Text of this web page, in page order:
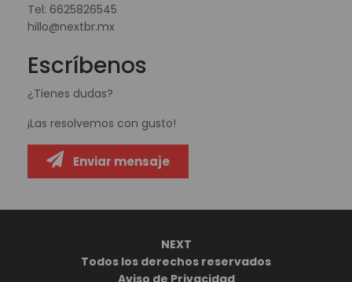
Tel: 6625826545
hillo@nextbr.mx
Escríbenos
¿Tienes dudas?
¡Las resolvemos con gusto!
Enviar mensaje
NEXT
Todos los derechos reservados
Aviso de Privacidad